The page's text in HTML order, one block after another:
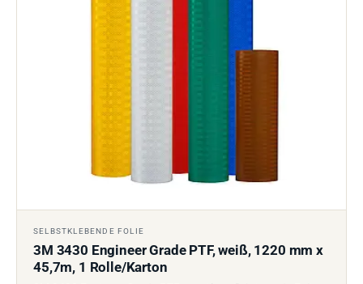
SELBSTKLEBENDE FOLIE
3M 3430 Engineer Grade PTF, weiß, 1220 mm x
45,7m, 1 Rolle/Karton